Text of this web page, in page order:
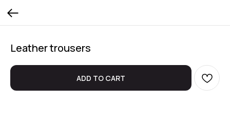
Leather trousers
ADD TO CART